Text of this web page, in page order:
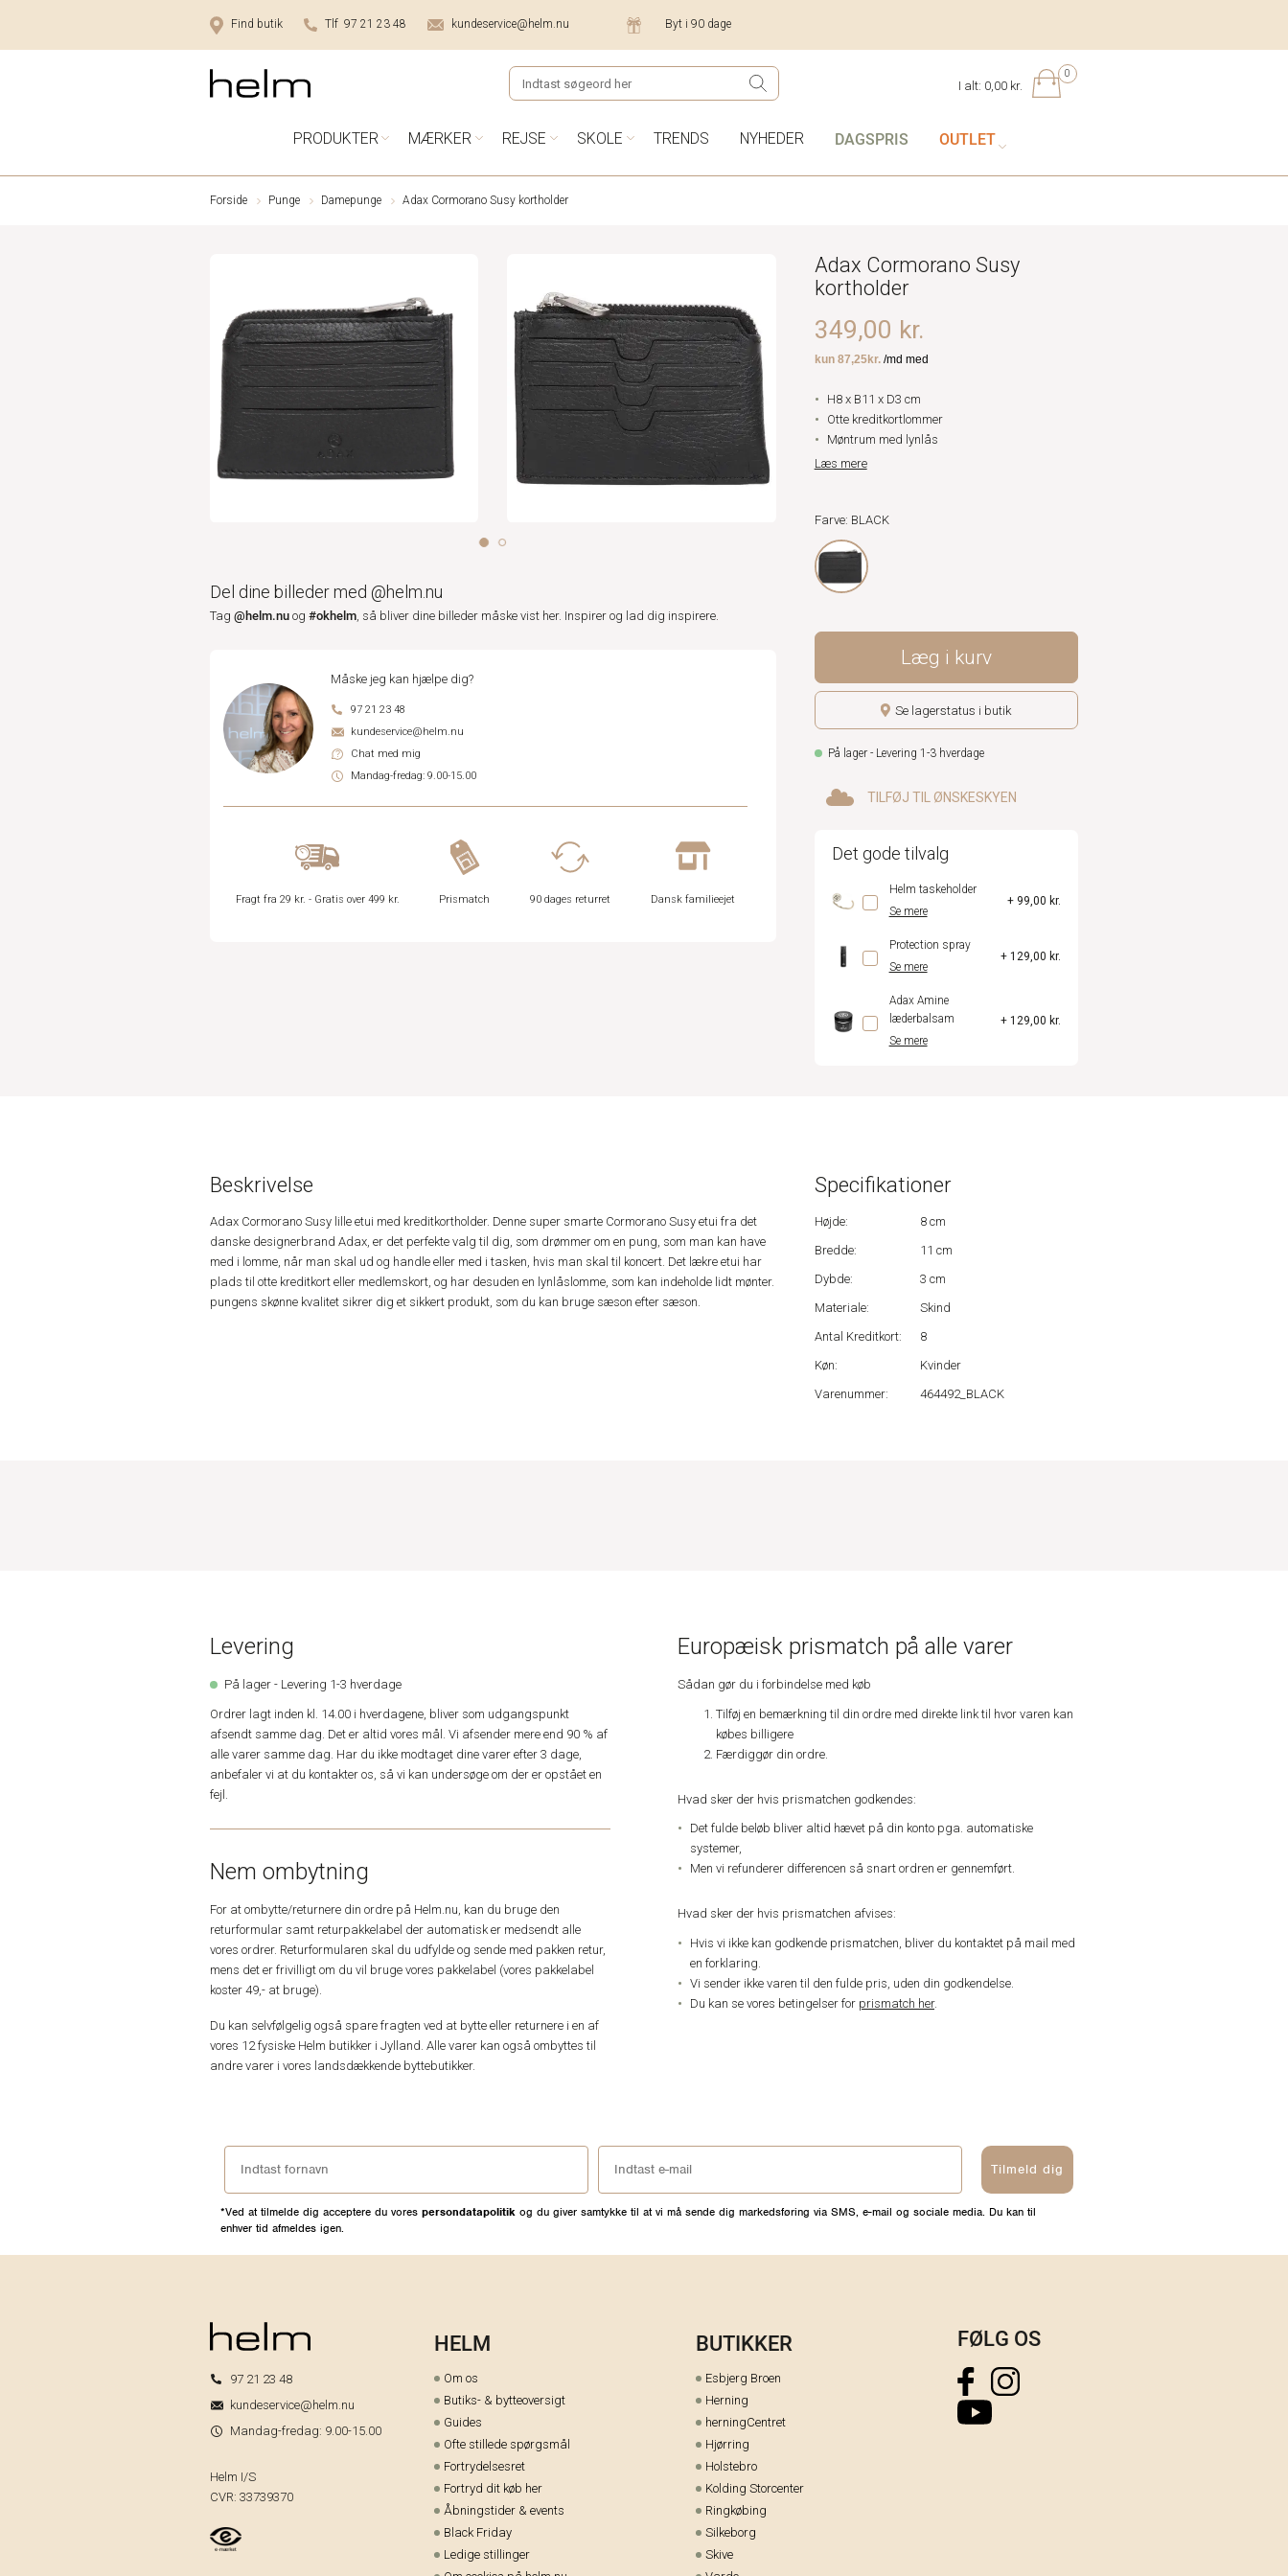
Find butik Tlf 97 21 23 48 kundeservice@helm.nu Byt i 90 dage
0
I alt: 0,00 kr.
PRODUKTER MÆRKER REJSE SKOLE TRENDS NYHEDER DAGSPRIS OUTLET
Forside Punge Damepunge Adax Cormorano Susy kortholder
Del dine billeder med @helm.nu
Tag @helm.nu og #okhelm, så bliver dine billeder måske vist her. Inspirer og lad dig inspirere.
Måske jeg kan hjælpe dig?
97 21 23 48
kundeservice@helm.nu
Chat med mig
Mandag-fredag: 9.00-15.00
Fragt fra 29 kr. - Gratis over 499 kr. Prismatch 90 dages returret Dansk familieejet
Adax Cormorano Susy
kortholder
349,00 kr.
H8 x B11 x D3 cm
Otte kreditkortlommer
Møntrum med lynlås
Læs mere
Farve: BLACK
Læg i kurv
Se lagerstatus i butik
På lager - Levering 1-3 hverdage
TILFØJ TIL ØNSKESKYEN
Det gode tilvalg
Helm taskeholder
Se mere
+ 99,00 kr.
Protection spray
Se mere
+ 129,00 kr.
Adax Amine
læderbalsam
Se mere
+ 129,00 kr.
Beskrivelse
Adax Cormorano Susy lille etui med kreditkortholder. Denne super smarte Cormorano Susy etui fra det
danske designerbrand Adax, er det perfekte valg til dig, som drømmer om en pung, som man kan have
med i lomme, når man skal ud og handle eller med i tasken, hvis man skal til koncert. Det lækre etui har
plads til otte kreditkort eller medlemskort, og har desuden en lynlåslomme, som kan indeholde lidt mønter.
pungens skønne kvalitet sikrer dig et sikkert produkt, som du kan bruge sæson efter sæson.
Specifikationer
Højde:
8 cm
Bredde:
11 cm
Dybde:
3 cm
Materiale:
Skind
Antal Kreditkort:
8
Køn:
Kvinder
Varenummer:
464492_BLACK
Levering
På lager - Levering 1-3 hverdage
Ordrer lagt inden kl. 14.00 i hverdagene, bliver som udgangspunkt
afsendt samme dag. Det er altid vores mål. Vi afsender mere end 90 % af
alle varer samme dag. Har du ikke modtaget dine varer efter 3 dage,
anbefaler vi at du kontakter os, så vi kan undersøge om der er opstået en
fejl.
Nem ombytning
For at ombytte/returnere din ordre på Helm.nu, kan du bruge den
returformular samt returpakkelabel der automatisk er medsendt alle
vores ordrer. Returformularen skal du udfylde og sende med pakken retur,
mens det er frivilligt om du vil bruge vores pakkelabel (vores pakkelabel
koster 49,- at bruge).
Du kan selvfølgelig også spare fragten ved at bytte eller returnere i en af
vores 12 fysiske Helm butikker i Jylland. Alle varer kan også ombyttes til
andre varer i vores landsdækkende byttebutikker.
Europæisk prismatch på alle varer
Sådan gør du i forbindelse med køb
Tilføj en bemærkning til din ordre med direkte link til hvor varen kan
købes billigere
Færdiggør din ordre.
Hvad sker der hvis prismatchen godkendes:
Det fulde beløb bliver altid hævet på din konto pga. automatiske
systemer,
Men vi refunderer differencen så snart ordren er gennemført.
Hvad sker der hvis prismatchen afvises:
Hvis vi ikke kan godkende prismatchen, bliver du kontaktet på mail med
en forklaring.
Vi sender ikke varen til den fulde pris, uden din godkendelse.
Du kan se vores betingelser for prismatch her.
Tilmeld dig
*Ved at tilmelde dig acceptere du vores persondatapolitik og du giver samtykke til at vi må sende dig markedsføring via SMS, e-mail og sociale media. Du kan til
enhver tid afmeldes igen.
97 21 23 48
kundeservice@helm.nu
Mandag-fredag: 9.00-15.00
Helm I/S
CVR: 33739370
HELM
Om os
Butiks- & bytteoversigt
Guides
Ofte stillede spørgsmål
Fortrydelsesret
Fortryd dit køb her
Åbningstider & events
Black Friday
Ledige stillinger
BUTIKKER
Esbjerg Broen
Herning
herningCentret
Hjørring
Holstebro
Kolding Storcenter
Ringkøbing
Silkeborg
Skive
FØLG OS